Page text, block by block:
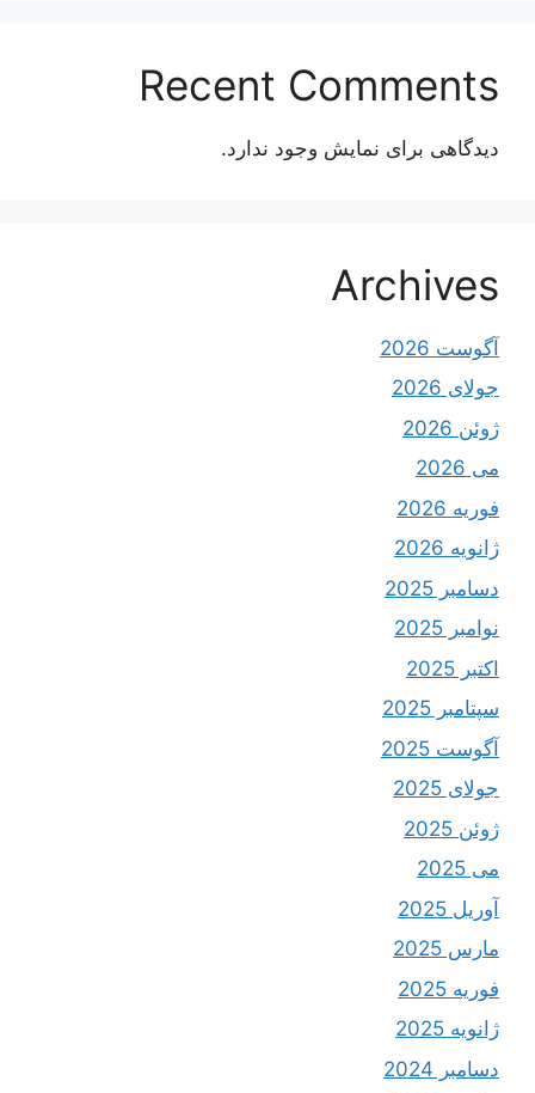
Recent Comments
دیدگاهی برای نمایش وجود ندارد.
Archives
آگوست 2026
جولای 2026
ژوئن 2026
می 2026
فوریه 2026
ژانویه 2026
دسامبر 2025
نوامبر 2025
اکتبر 2025
سپتامبر 2025
آگوست 2025
جولای 2025
ژوئن 2025
می 2025
آوریل 2025
مارس 2025
فوریه 2025
ژانویه 2025
دسامبر 2024